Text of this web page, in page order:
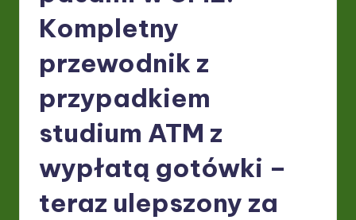
L
Kompletny
przewodnik z
przypadkiem
studium ATM z
wypłatą gotówki –
teraz ulepszony za